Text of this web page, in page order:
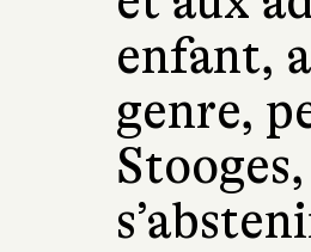
enfant,
genre,